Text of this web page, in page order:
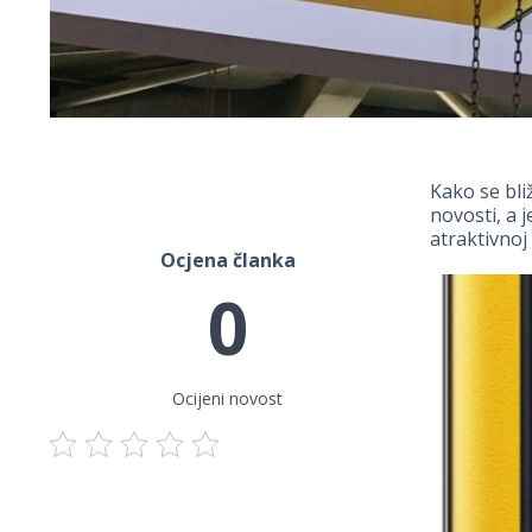
Ocjena članka
0
Ocijeni novost
Kako se
novosti, a
atraktivnoj